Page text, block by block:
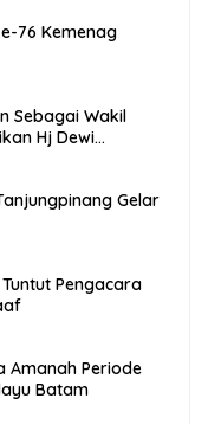
76 Kemenag
Sebagai Wakil
Hj Dewi
Gelar
Pengacara
Amanah Periode
Batam